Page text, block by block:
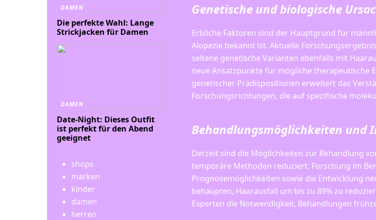
Genetische und biologische
Erbliche Faktoren sind der Hauptgrund für
Alopezie bekannt ist. Aktuelle
seltene genetische Varianten ebenfalls mit
neue Ansatzpunkte für mögliche therapeutische
genetischer Prädispositionen erweitert das
Forschungsrichtungen, die auf spezifische
Behandlungsmöglichkeiten und
Derzeit sind die Möglichkeiten zur Behandlung
temporäre Methoden reduziert. Forschung im
Prognosemöglichkeiten sowie die Entwicklung
behaupten, Haarausfall um bis zu 89% zu
Experten die Notwendigkeit, Behandlungen
DAMEN
Die perfekte Wahl: Lange
Strickjacken für Damen
DAMEN
Date-Night: Dieses Outfit
ist perfekt für den Abend
geeignet
shops
marken
kinder
damen
herren